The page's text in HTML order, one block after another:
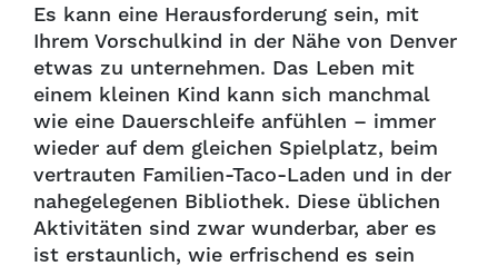
Es kann eine Herausforderung sein, mit
Ihrem Vorschulkind in der Nähe von Denver
etwas zu unternehmen. Das Leben mit
einem kleinen Kind kann sich manchmal
wie eine Dauerschleife anfühlen – immer
wieder auf dem gleichen Spielplatz, beim
vertrauten Familien-Taco-Laden und in der
nahegelegenen Bibliothek. Diese üblichen
Aktivitäten sind zwar wunderbar, aber es
ist erstaunlich, wie erfrischend es sein